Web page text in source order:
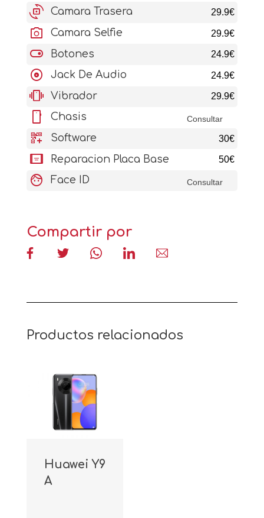
cameraswitch Camara Trasera 29.9€
photo_camera Camara Selfie 29.9€
toggle_on Botones 24.9€
album Jack De Audio 24.9€
vibration Vibrador 29.9€
stay_current_portrait Chasis Consultar
qr_code_2_add Software 30€
aod_tablet Reparacion Placa Base 50€
face Face ID Consultar
Compartir por
Productos relacionados
Huawei Y9
A